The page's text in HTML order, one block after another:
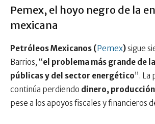
Pemex, el hoyo negro de la
mexicana
Petróleos Mexicanos (Pemex)sigue
Barrios, “el problema más grande de
públicas y del sector energético”. La
continúa perdiendo dinero,
pese a los apoyos fiscales y financieros